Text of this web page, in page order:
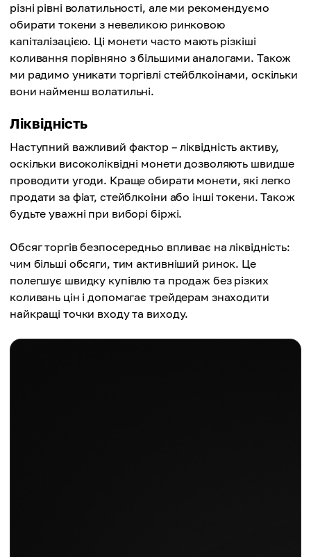
різні рівні волатильності, але ми рекомендуємо
обирати токени з невеликою ринковою
капіталізацією. Ці монети часто мають різкіші
коливання порівняно з більшими аналогами. Також
ми радимо уникати торгівлі стейблкоінами, оскільки
вони найменш волатильні.
Ліквідність
Наступний важливий фактор – ліквідність активу,
оскільки високоліквідні монети дозволяють швидше
проводити угоди. Краще обирати монети, які легко
продати за фіат, стейблкоіни або інші токени. Також
будьте уважні при виборі біржі.
Обсяг торгів безпосередньо впливає на ліквідність:
чим більші обсяги, тим активніший ринок. Це
полегшує швидку купівлю та продаж без різких
коливань цін і допомагає трейдерам знаходити
найкращі точки входу та виходу.